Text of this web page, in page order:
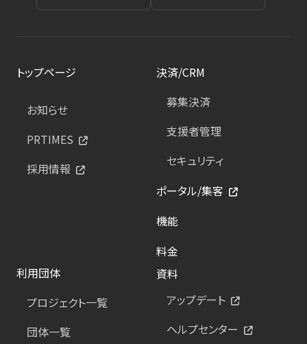
トップページ
お知らせ
PRTIMES
採用情報
決済/CRM
募集決済
支援者管理
セキュリティ
ポータル/集客
機能
料金
利用団体
プロジェクト一覧
団体一覧
資料
アップデート
ヘルプセンター